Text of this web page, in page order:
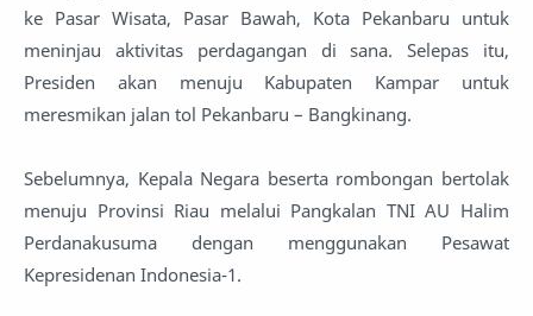
ke Pasar Wisata, Pasar Bawah, Kota Pekanbaru untuk
meninjau aktivitas perdagangan di sana. Selepas itu,
Presiden akan menuju Kabupaten Kampar untuk
meresmikan jalan tol Pekanbaru – Bangkinang.
Sebelumnya, Kepala Negara beserta rombongan bertolak
menuju Provinsi Riau melalui Pangkalan TNI AU Halim
Perdanakusuma dengan menggunakan Pesawat
Kepresidenan Indonesia-1.